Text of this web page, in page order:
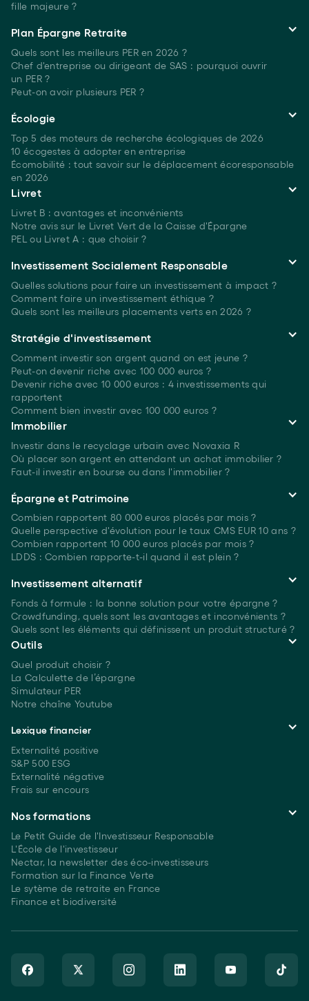
fille majeure ?
Plan Épargne Retraite
Quels sont les meilleurs PERen 2026 ?
Chef d'entreprise ou dirigeant de SAS : pourquoi ouvrir
un PER ?
Peut-on avoir plusieurs PER ?
Écologie
Top 5 des moteurs de recherche écologiques de 2026
10 écogestes à adopter en entreprise
Écomobilité : tout savoir sur le déplacement écoresponsable
en 2026
Livret
Livret B : avantages et inconvénients
Notre avis sur le Livret Vert de la Caisse d'Épargne
PEL ou Livret A : que choisir ?
Investissement Socialement Responsable
Quelles solutions pour faire un investissement à impact ?
Comment faire un investissementéthique ?
Quels sont les meilleurs placements vertsen 2026 ?
Stratégie d'investissement
Comment investir son argent quand on est jeune ?
Peut-on devenir riche avec 100 000 euros ?
Devenir riche avec 10 000 euros : 4 investissements qui
rapportent
Comment bien investir avec 100 000 euros ?
Immobilier
Investir dans le recyclage urbain avec Novaxia R
Où placer son argent en attendant un achat immobilier ?
Faut-il investir en bourse ou dans l'immobilier ?
Épargne et Patrimoine
Combien rapportent 80 000 euros placés par mois ?
Quelle perspective d'évolution pour le taux CMS EUR 10 ans ?
Combien rapportent 10 000 euros placés par mois ?
LDDS : Combien rapporte-t-il quand il est plein ?
Investissement alternatif
Fonds à formule : la bonne solution pour votre épargne ?
Crowdfunding, quels sont les avantages et inconvénients ?
Quels sont les éléments qui définissent un produit structuré ?
Outils
Quel produit choisir ?
La Calculette de l’épargne
Simulateur PER
Notre chaîne Youtube
Lexique financier
Externalité positive
S&P 500 ESG
Externalité négative
Frais sur encours
Nos formations
Le Petit Guide de l'Investisseur Responsable
L'École de l'investisseur
Nectar, la newsletter des éco-investisseurs
Formation sur la Finance Verte
Le sytème de retraite en France
Finance et biodiversité